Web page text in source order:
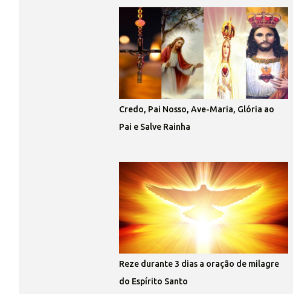
Credo, Pai Nosso, Ave-Maria, Glória ao
Pai e Salve Rainha
Reze durante 3 dias a oração de milagre
do Espírito Santo